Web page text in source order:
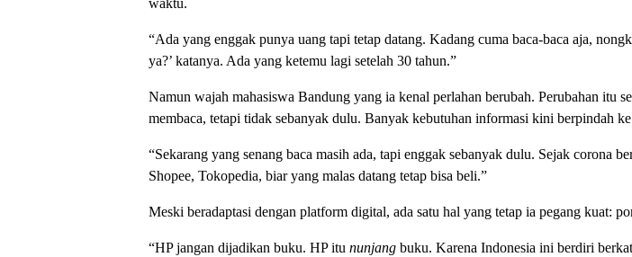
waktu.
“Ada yang enggak punya uang tapi tetap datang. Kadang cuma baca-baca aja,
ya?’ katanya. Ada yang ketemu lagi setelah 30 tahun.”
Namun wajah mahasiswa Bandung yang ia kenal perlahan berubah. Perubahan itu
membaca, tetapi tidak sebanyak dulu. Banyak kebutuhan informasi kini berpindah
“Sekarang yang senang baca masih ada, tapi enggak sebanyak dulu. Sejak corona
Shopee, Tokopedia, biar yang malas datang tetap bisa beli.”
Meski beradaptasi dengan platform digital, ada satu hal yang tetap ia pegang kuat:
“HP jangan dijadikan buku. HP itu nunjangbuku. Karena Indonesia ini berdiri